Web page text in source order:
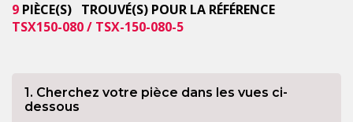
9 PIÈCE(S) TROUVÉ(S) POUR LA RÉFÉRENCE
TSX150-080 / TSX-150-080-5
1. Cherchez votre pièce dans les vues ci-
dessous